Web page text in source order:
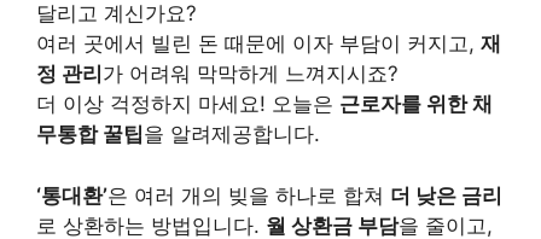
달리고 계신가요?
여러 곳에서 빌린 돈 때문에 이자 부담이 커지고, 재
정 관리 가 어려워 막막하게 느껴지시죠?
더 이상 걱정하지 마세요! 오늘은 근로자를 위한 채
무통합 꿀팁을 알려제공합니다.
‘통대환’은 여러 개의 빚을 하나로 합쳐 더 낮은 금리
로 상환하는 방법입니다. 월 상환금 부담을 줄이고,